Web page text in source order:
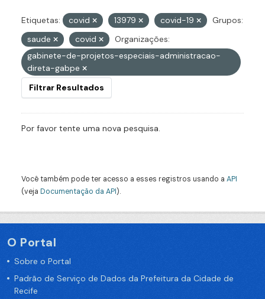
Etiquetas: covid 13979 covid-19
Grupos:
saude
covid
Organizações:
gabinete-de-projetos-especiais-administracao-
direta-gabpe
Filtrar Resultados
Por favor tente uma nova pesquisa.
Você também pode ter acesso a esses registros usando a API
(veja Documentação da API).
O Portal
Sobre o Portal
Padrão de Serviço de Dados da Prefeitura da Cidade de
Recife